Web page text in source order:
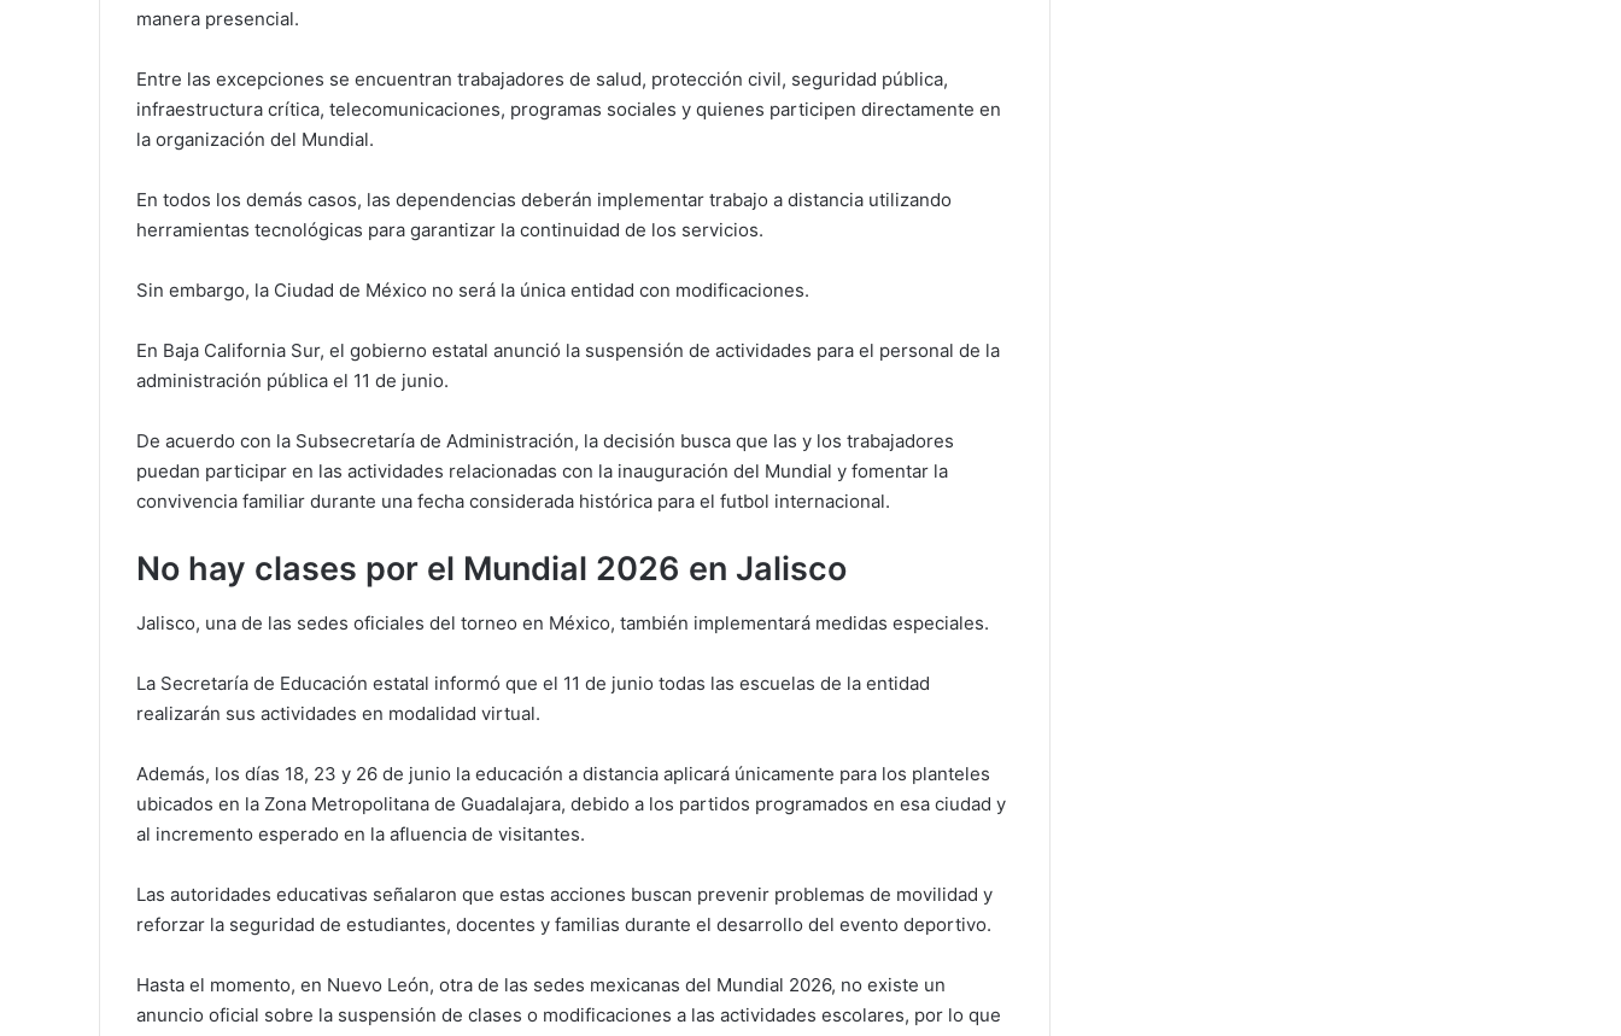
manera presencial.
Entre las excepciones se encuentran trabajadores de salud, protección civil, seguridad pública,
infraestructura crítica, telecomunicaciones, programas sociales y quienes participen directamente en
la organización del Mundial.
En todos los demás casos, las dependencias deberán implementar trabajo a distancia utilizando
herramientas tecnológicas para garantizar la continuidad de los servicios.
Sin embargo, la Ciudad de México no será la única entidad con modificaciones.
En Baja California Sur, el gobierno estatal anunció la suspensión de actividades para el personal de la
administración pública el 11 de junio.
De acuerdo con la Subsecretaría de Administración, la decisión busca que las y los trabajadores
puedan participar en las actividades relacionadas con la inauguración del Mundial y fomentar la
convivencia familiar durante una fecha considerada histórica para el futbol internacional.
No hay clases por el Mundial 2026 en Jalisco
Jalisco, una de las sedes oficiales del torneo en México, también implementará medidas especiales.
La Secretaría de Educación estatal informó que el 11 de junio todas las escuelas de la entidad
realizarán sus actividades en modalidad virtual.
Además, los días 18, 23 y 26 de junio la educación a distancia aplicará únicamente para los planteles
ubicados en la Zona Metropolitana de Guadalajara, debido a los partidos programados en esa ciudad y
al incremento esperado en la afluencia de visitantes.
Las autoridades educativas señalaron que estas acciones buscan prevenir problemas de movilidad y
reforzar la seguridad de estudiantes, docentes y familias durante el desarrollo del evento deportivo.
Hasta el momento, en Nuevo León, otra de las sedes mexicanas del Mundial 2026, no existe un
anuncio oficial sobre la suspensión de clases o modificaciones a las actividades escolares, por lo que